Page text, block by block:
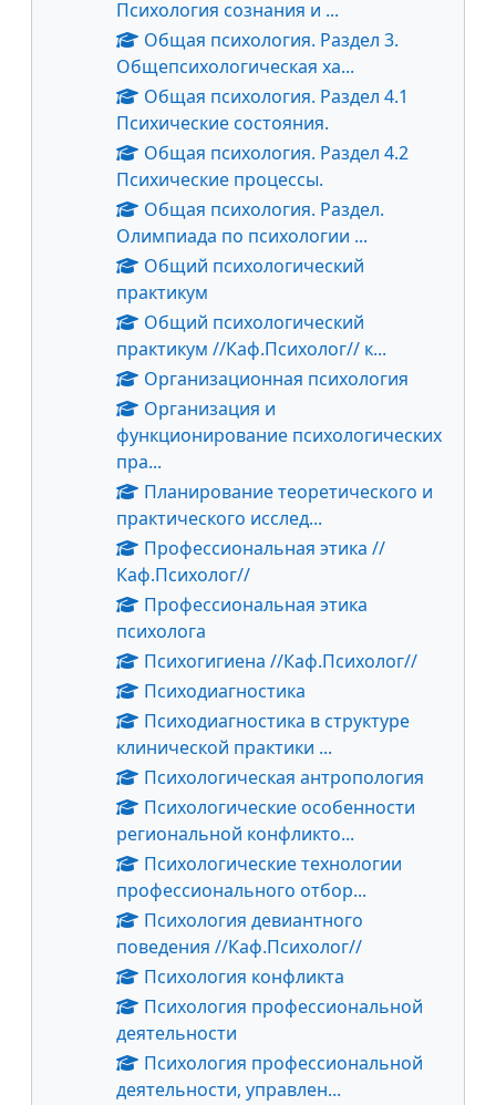
Психология сознания и ...
Общая психология. Раздел 3.
Общепсихологическая ха...
Общая психология. Раздел 4.1
Психические состояния.
Общая психология. Раздел 4.2
Психические процессы.
Общая психология. Раздел.
Олимпиада по психологии ...
Общий психологический
практикум
Общий психологический
практикум //Каф.Психолог// к...
Организационная психология
Организация и
функционирование психологических
пра...
Планирование теоретического и
практического исслед...
Профессиональная этика //
Каф.Психолог//
Профессиональная этика
психолога
Психогигиена //Каф.Психолог//
Психодиагностика
Психодиагностика в структуре
клинической практики ...
Психологическая антропология
Психологические особенности
региональной конфликто...
Психологические технологии
профессионального отбор...
Психология девиантного
поведения //Каф.Психолог//
Психология конфликта
Психология профессиональной
деятельности
Психология профессиональной
деятельности, управлен...